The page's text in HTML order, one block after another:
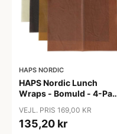
HAPS NORDIC
HAPS Nordic Lunch
Wraps - Bomuld - 4-Pak
VEJL. PRIS 169,00 KR
135,20 kr